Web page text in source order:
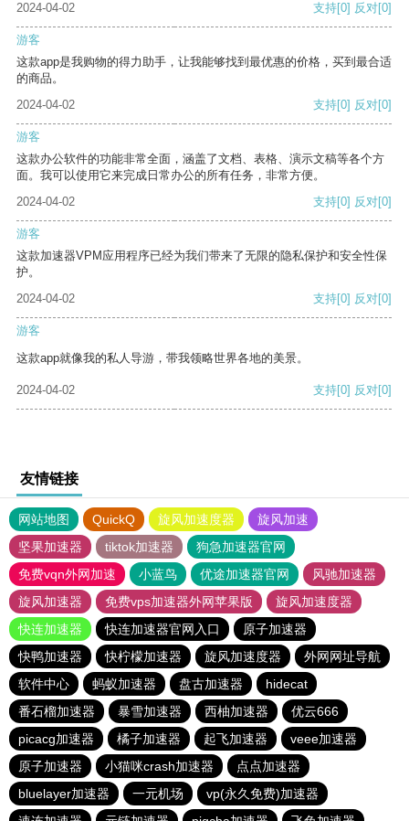
2024-04-02
支持[0] 反对[0]
游客
这款app是我购物的得力助手，让我能够找到最优惠的价格，买到最合适
的商品。
2024-04-02
支持[0] 反对[0]
游客
这款办公软件的功能非常全面，涵盖了文档、表格、演示文稿等各个方
面。我可以使用它来完成日常办公的所有任务，非常方便。
2024-04-02
支持[0] 反对[0]
游客
这款加速器VPM应用程序已经为我们带来了无限的隐私保护和安全性保
护。
2024-04-02
支持[0] 反对[0]
游客
这款app就像我的私人导游，带我领略世界各地的美景。
2024-04-02 支持[0] 反对[0]
友情链接
网站地图 QuickQ 旋风加速度器
旋风加速
坚果加速器
tiktok加速器
狗急加速器官网
免费vqn外网加速
小蓝鸟 优途加速器官网
风驰加速器
旋风加速器
免费vps加速器外网苹果版
旋风加速度器
快连加速器
快连加速器官网入口
原子加速器
快鸭加速器
快柠檬加速器 旋风加速度器
外网网址导航
软件中心
蚂蚁加速器 盘古加速器
hidecat
番石榴加速器
暴雪加速器 西柚加速器
优云666
picacg加速器
橘子加速器 起飞加速器
veee加速器
原子加速器
小猫咪crash加速器
点点加速器
bluelayer加速器
一元机场
vp(永久免费)加速器